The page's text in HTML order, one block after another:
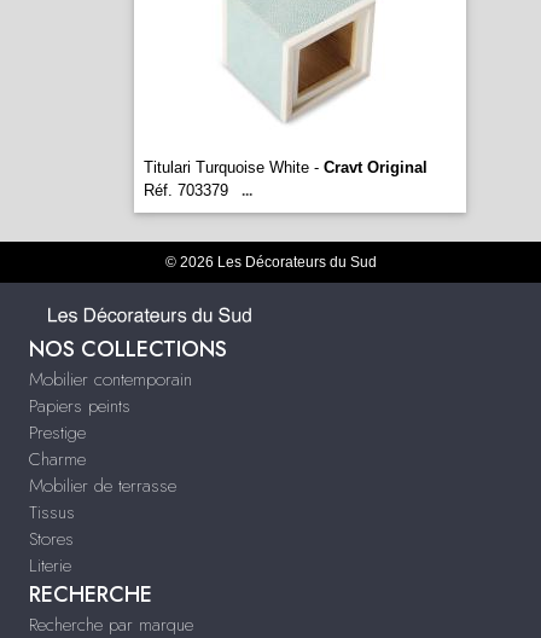
Titulari Turquoise White - Cravt Original
Réf. 703379
...
© 2026 Les Décorateurs du Sud
NOS COLLECTIONS
Mobilier contemporain
Papiers peints
Prestige
Charme
Mobilier de terrasse
Tissus
Stores
Literie
RECHERCHE
Recherche par marque